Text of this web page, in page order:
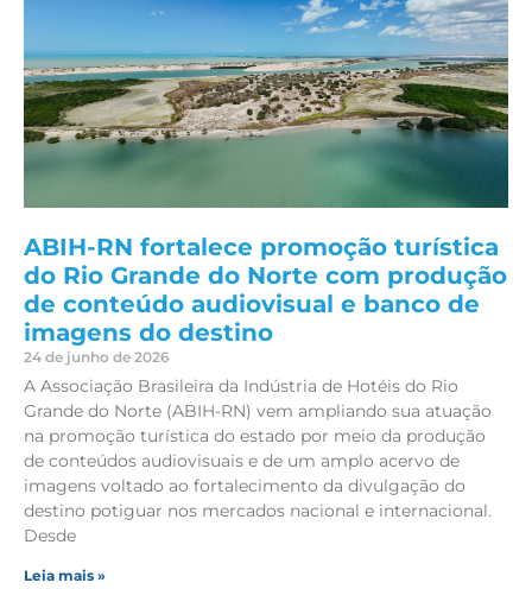
ABIH-RN fortalece promoção turística
do Rio Grande do Norte com produção
de conteúdo audiovisual e banco de
imagens do destino
24 de junho de 2026
A Associação Brasileira da Indústria de Hotéis do Rio
Grande do Norte (ABIH-RN) vem ampliando sua atuação
na promoção turística do estado por meio da produção
de conteúdos audiovisuais e de um amplo acervo de
imagens voltado ao fortalecimento da divulgação do
destino potiguar nos mercados nacional e internacional.
Desde
Leia mais »